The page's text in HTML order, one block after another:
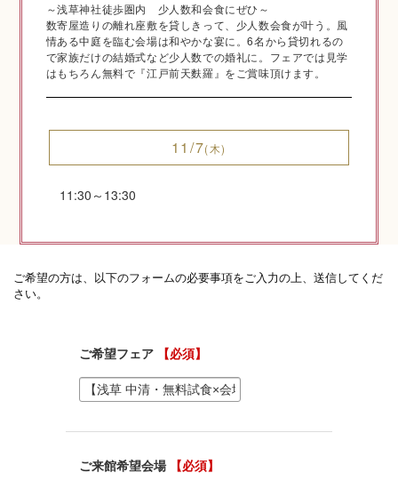
～浅草神社徒歩圏内 少人数和会食にぜひ～
数寄屋造りの離れ座敷を貸しきって、少人数会食が叶う。風
情ある中庭を臨む会場は和やかな宴に。6名から貸切れるの
で家族だけの結婚式など少人数での婚礼に。フェアでは見学
はもちろん無料で『江戸前天麩羅』をご賞味頂けます。
11/7(木)
11:30～13:30